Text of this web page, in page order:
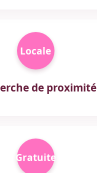
Locale
de proximité
Gratuite